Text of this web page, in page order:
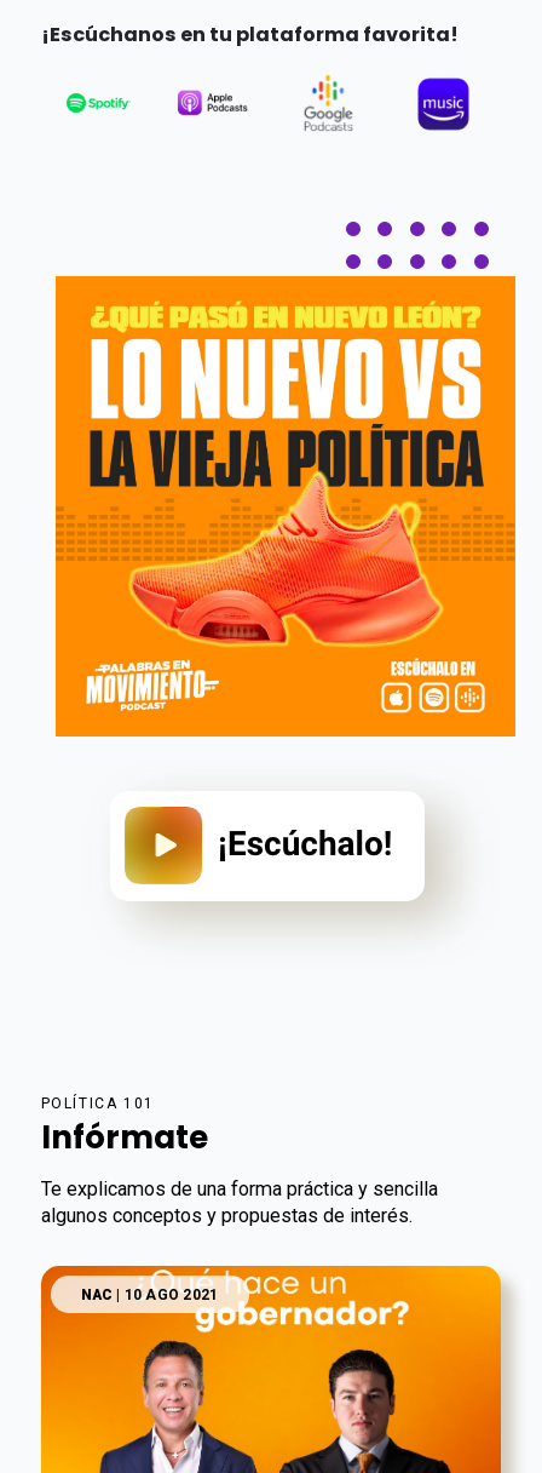
¡Escúchanos en tu plataforma favorita!
POLÍTICA 101
Infórmate
Te explicamos de una forma práctica y sencilla
algunos conceptos y propuestas de interés.
NAC | 10 AGO 2021